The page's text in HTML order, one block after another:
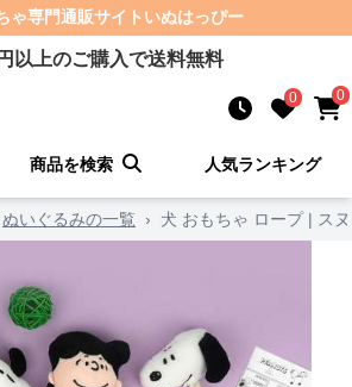
ゃ専門通販サイト いぬはっぴー
円以上のご購入で送料無料
0 0
商品を検索 人気ランキング
ぬいぐるみの一覧 › 犬 おもちゃ ロープ | ス